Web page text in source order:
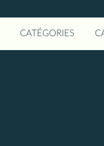
CATÉGORIES